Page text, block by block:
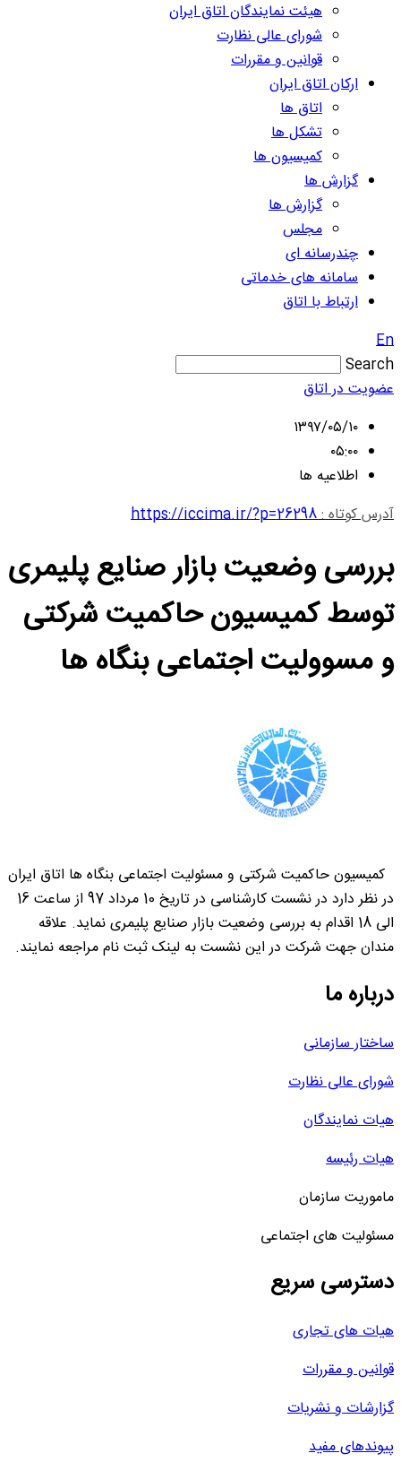
هیئت نمایندگان اتاق ایران
شورای عالی نظارت
قوانین و مقررات
ارکان اتاق ایران
اتاق ها
تشکل ها
کمیسیون ها
گزارش ها
گزارش ها
مجلس
چندرسانه ای
سامانه های خدماتی
ارتباط با اتاق
En
Search
عضویت در اتاق
۱۳۹۷/۰۵/۱۰
۰۵:۰۰
اطلاعیه ها
آدرس کوتاه :https://iccima.ir/?p=26298
بررسی وضعیت بازار صنایع پلیمری
توسط کمیسیون حاکمیت شرکتی
و مسوولیت اجتماعی بنگاه ها
کمیسیون حاکمیت شرکتی و مسئولیت اجتماعی بنگاه ها اتاق ایران
در نظر دارد در نشست کارشناسی در تاریخ 10 مرداد 97 از ساعت 16
الی 18 اقدام به بررسی وضعیت بازار صنایع پلیمری نماید. علاقه
مندان جهت شرکت در این نشست به لینک ثبت نام مراجعه نمایند.
درباره ما
ساختار سازمانی
شورای عالی نظارت
هیات نمایندگان
هیات رئیسه
ماموریت سازمان
مسئولیت های اجتماعی
دسترسی سریع
هیات های تجاری
قوانین و مقررات
گزارشات و نشریات
پیوندهای مفید